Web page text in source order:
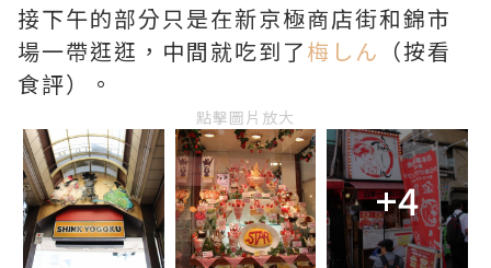
接下午的部分只是在新京極商店街和錦市
場一帶逛逛，中間就吃到了梅しん （按看
食評）。
點擊圖片放大
+4